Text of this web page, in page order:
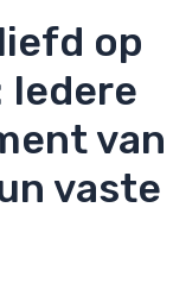
op
van
vaste